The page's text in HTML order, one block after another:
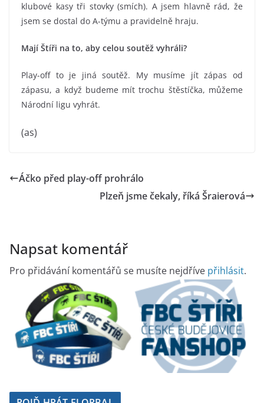
klubové kasy tři stovky (smích). A jsem hlavně rád, že
jsem se dostal do A-týmu a pravidelně hraju.
Mají Štíři na to, aby celou soutěž vyhráli?
Play-off to je jiná soutěž. My musíme jít zápas od
zápasu, a když budeme mít trochu štěstíčka, můžeme
Národní ligu vyhrát.
(as)
Áčko před play-off prohrálo
Plzeň jsme čekaly, říká Šraierová
Napsat komentář
Pro přidávání komentářů se musíte nejdříve přihlásit.